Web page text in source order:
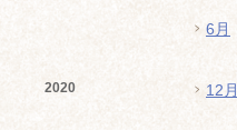
6月
2020 12月